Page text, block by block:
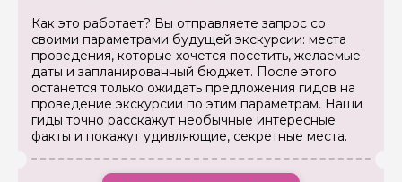
Как это работает? Вы отправляете запрос со
своими параметрами будущей экскурсии: места
проведения, которые хочется посетить, желаемые
даты и запланированный бюджет. После этого
останется только ожидать предложения гидов на
проведение экскурсии по этим параметрам. Наши
гиды точно расскажут необычные интересные
факты и покажут удивляющие, секретные места.